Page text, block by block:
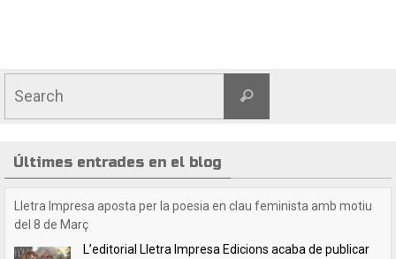
Últimes entrades en el blog
Crida a les lectores i lectors de Lletra Impresa
Estimades lectores / estimats lectors,Volem felicitar-
vos les festes nadalenques i desitjar-vos un any 2025